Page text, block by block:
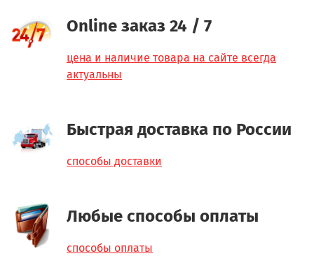
Online заказ 24 / 7
цена и наличие товара на сайте всегда
актуальны
Быстрая доставка по России
способы доставки
Любые способы оплаты
способы оплаты